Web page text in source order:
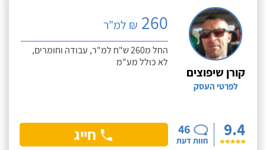
קורן שיפוצים
לפרטי העסק
9.4
46
חוות דעת
260 ₪ למ"ר
החל מ260 ש"ח למ"ר, עבודה וחומרים,
לא כולל מע"מ
חייג